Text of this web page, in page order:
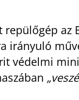
repülőgép az
irányuló
védelmi